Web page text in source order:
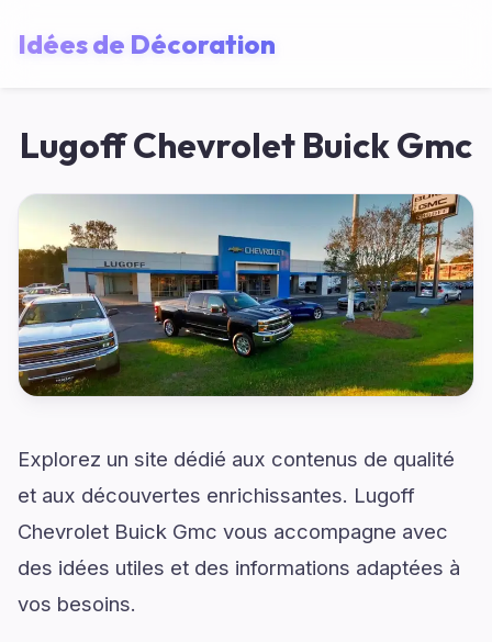
Idées de Décoration
Lugoff Chevrolet Buick Gmc
Explorez un site dédié aux contenus de qualité
et aux découvertes enrichissantes. Lugoff
Chevrolet Buick Gmc vous accompagne avec
des idées utiles et des informations adaptées à
vos besoins.